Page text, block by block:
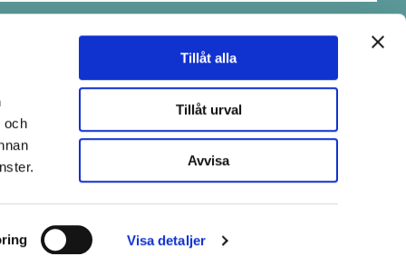
och
Visa detaljer
Tillåt alla
Tillåt urval
Avvisa
Håll dig uppdaterad.Ta del av tips & fina erbjudanden via
Copyright © 2026 Pistill